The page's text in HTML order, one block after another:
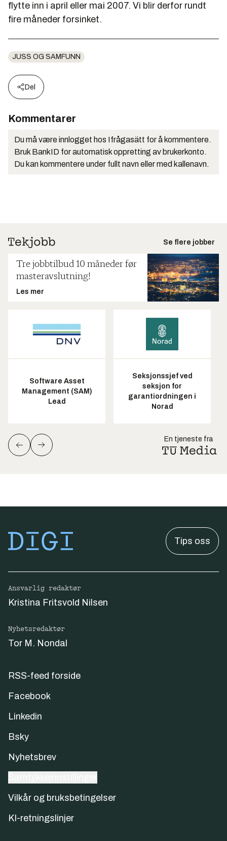
flytte inn i april eller mai 2007. Vi blir derfor rundt
fire måneder forsinket.
JUSS OG SAMFUNN
Del
Kommentarer
Du må være innlogget hos Ifrågasätt for å kommentere.
Bruk BankID for automatisk oppretting av brukerkonto.
Du kan kommentere under fullt navn eller med kallenavn.
Se flere jobber
Tre jobbtilbud 10 måneder før
masteravslutning!
Les mer
Software Asset
Management (SAM)
Lead
Seksjonssjef ved
seksjon for
garantiordningen i
Norad
En tjeneste fra
Tips oss
Ansvarlig redaktør
Kristina Fritsvold Nilsen
Nyhetsredaktør
Tor M. Nondal
RSS-feed forside
Facebook
Linkedin
Bsky
Nyhetsbrev
Vilkår og bruksbetingelser
KI-retningslinjer